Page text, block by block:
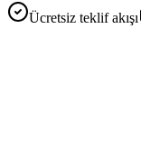
Ücretsiz teklif akışı